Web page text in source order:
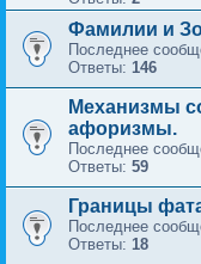
Фамилии и
Последнее
Ответы: 146
Механизмы
афоризмы.
Последнее
Ответы: 59
Границы
Последнее
Ответы: 18